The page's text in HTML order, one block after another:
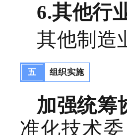
6.其他行
其他制造
五 组织实施
加强统筹
准化技术